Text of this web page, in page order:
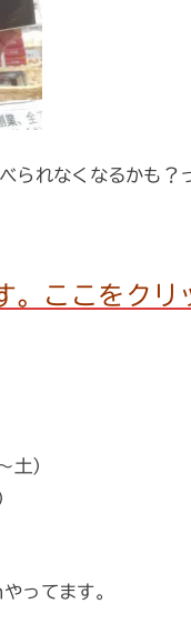
られなくなるかも？
。ここをクリ
）
てます。